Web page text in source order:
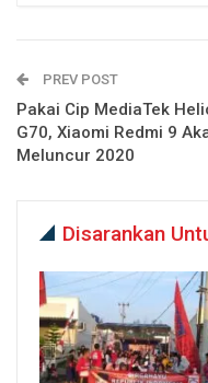
PREV POST
Pakai Cip MediaTek
G70, Xiaomi Redmi 9
Meluncur 2020
Disarankan